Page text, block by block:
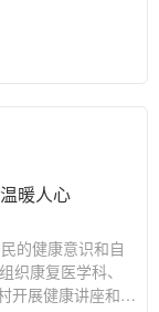
号）指示，在集团
了以“强化意
检查”。此次安全
全体医护及后勤
活动方案，明确了
上午9:30分，随
始。五楼外科病
迅速前去查看。确
暖人心
的健康意识和自
康复医学科、
开展健康讲座和义